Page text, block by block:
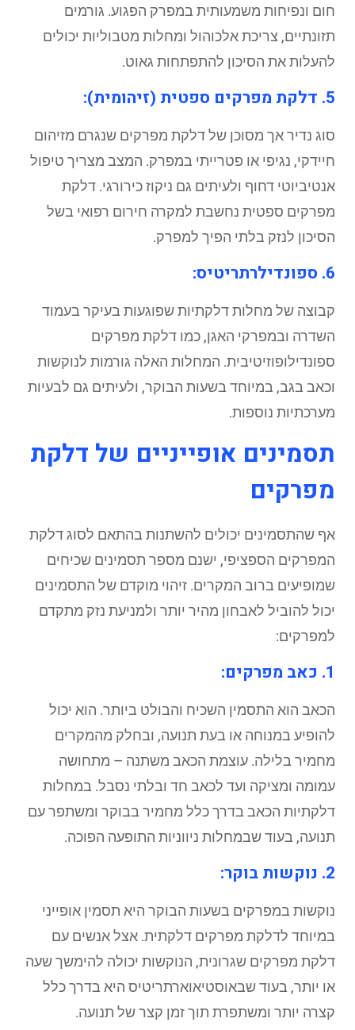
חום ונפיחות משמעותית במפרק הפגוע. גורמים
תזונתיים, צריכת אלכוהול ומחלות מטבוליות יכולים
להעלות את הסיכון להתפתחות גאוט.
5. דלקת מפרקים ספטית (זיהומית):
סוג נדיר אך מסוכן של דלקת מפרקים שנגרם מזיהום
חיידקי, נגיפי או פטרייתי במפרק. המצב מצריך טיפול
אנטיביוטי דחוף ולעיתים גם ניקוז כירורגי. דלקת
מפרקים ספטית נחשבת למקרה חירום רפואי בשל
הסיכון לנזק בלתי הפיך למפרק.
6. ספונדילרתריטיס:
קבוצה של מחלות דלקתיות שפוגעות בעיקר בעמוד
השדרה ובמפרקי האגן, כמו דלקת מפרקים
ספונדילופוזיטיבית. המחלות האלה גורמות לנוקשות
וכאב בגב, במיוחד בשעות הבוקר, ולעיתים גם לבעיות
מערכתיות נוספות.
תסמינים אופייניים של דלקת
מפרקים
אף שהתסמינים יכולים להשתנות בהתאם לסוג דלקת
המפרקים הספציפי, ישנם מספר תסמינים שכיחים
שמופיעים ברוב המקרים. זיהוי מוקדם של התסמינים
יכול להוביל לאבחון מהיר יותר ולמניעת נזק מתקדם
למפרקים:
1. כאב מפרקים:
הכאב הוא התסמין השכיח והבולט ביותר. הוא יכול
להופיע במנוחה או בעת תנועה, ובחלק מהמקרים
מחמיר בלילה. עוצמת הכאב משתנה – מתחושה
עמומה ומציקה ועד לכאב חד ובלתי נסבל. במחלות
דלקתיות הכאב בדרך כלל מחמיר בבוקר ומשתפר עם
תנועה, בעוד שבמחלות ניווניות התופעה הפוכה.
2. נוקשות בוקר:
נוקשות במפרקים בשעות הבוקר היא תסמין אופייני
במיוחד לדלקת מפרקים דלקתית. אצל אנשים עם
דלקת מפרקים שגרונית, הנוקשות יכולה להימשך שעה
או יותר, בעוד שבאוסטיאוארתריטיס היא בדרך כלל
קצרה יותר ומשתפרת תוך זמן קצר של תנועה.